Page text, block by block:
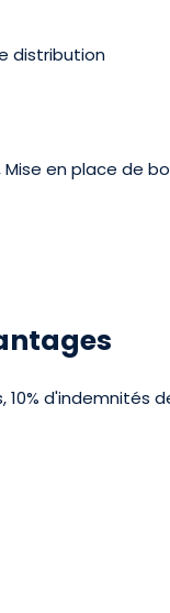
distribution
Mise en place de
10%